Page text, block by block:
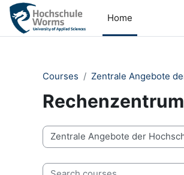
Skip to main content
Home
Courses Zentrale Angebote
Rechenzentrum
Course categories
Search courses